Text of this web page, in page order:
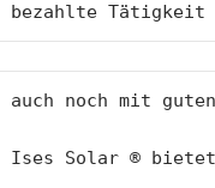
bezahlte Tätigkeit
auch noch mit
Ises Solar ®